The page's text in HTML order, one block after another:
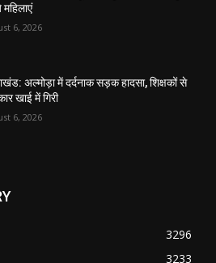
6, 2026
अल्मोड़ा में दर्दनाक सड़क हादसा, शिक्षकों से
खाई में गिरी
6, 2026
3296
3233